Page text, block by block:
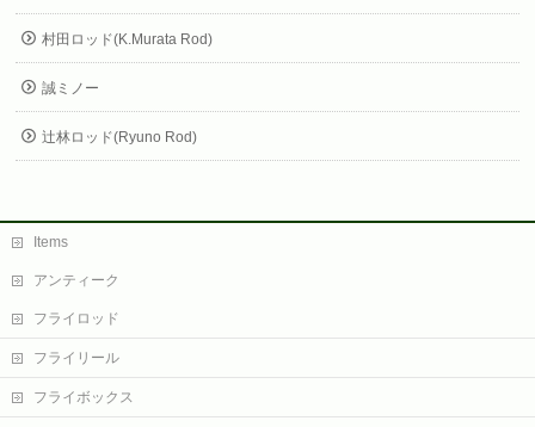
村田ロッド(K.Murata Rod)
誠ミノー
辻林ロッド(Ryuno Rod)
Items
アンティーク
フライロッド
フライリール
フライボックス